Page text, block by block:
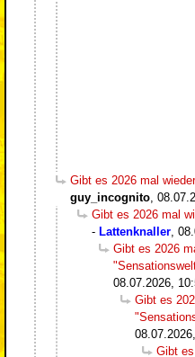
Gibt es 2026 mal
guy_incognito
Gibt es 2026 mal
- Lattenknaller
Gibt es 2026
08.07.2026,
Gibt es
Gibt